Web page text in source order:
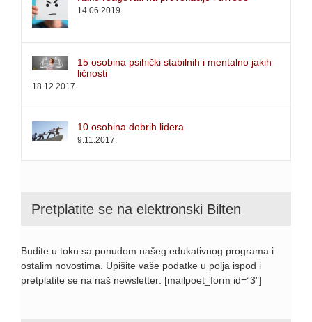
14.06.2019.
15 osobina psihički stabilnih i mentalno jakih
ličnosti
18.12.2017.
10 osobina dobrih lidera
9.11.2017.
Pretplatite se na elektronski Bilten
Budite u toku sa ponudom našeg edukativnog programa i
ostalim novostima. Upišite vaše podatke u polja ispod i
pretplatite se na naš newsletter: [mailpoet_form id=“3″]